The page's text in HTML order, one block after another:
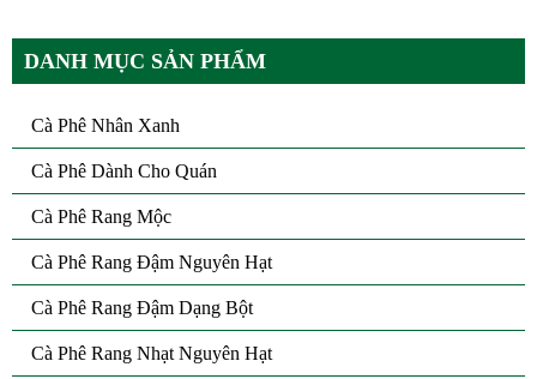
DANH MỤC SẢN PHẨM
Cà Phê Nhân Xanh
Cà Phê Dành Cho Quán
Cà Phê Rang Mộc
Cà Phê Rang Đậm Nguyên Hạt
Cà Phê Rang Đậm Dạng Bột
Cà Phê Rang Nhạt Nguyên Hạt